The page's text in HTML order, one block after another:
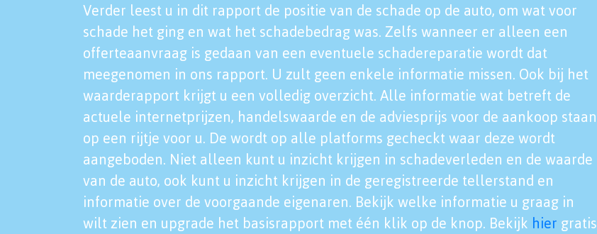
Verder leest u in dit rapport de positie van de schade op de auto, om wat voor
schade het ging en wat het schadebedrag was. Zelfs wanneer er alleen een
offerteaanvraag is gedaan van een eventuele schadereparatie wordt dat
meegenomen in ons rapport. U zult geen enkele informatie missen. Ook bij het
waarderapport krijgt u een volledig overzicht. Alle informatie wat betreft de
actuele internetprijzen, handelswaarde en de adviesprijs voor de aankoop staan
op een rijtje voor u. De wordt op alle platforms gecheckt waar deze wordt
aangeboden. Niet alleen kunt u inzicht krijgen in schadeverleden en de waarde
van de auto, ook kunt u inzicht krijgen in de geregistreerde tellerstand en
informatie over de voorgaande eigenaren. Bekijk welke informatie u graag in
wilt zien en upgrade het basisrapport met één klik op de knop. Bekijk hier gratis